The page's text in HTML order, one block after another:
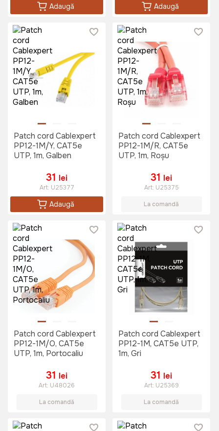
Adaugă Adaugă
Patch cord Cablexpert
PP12-1M/Y, CAT5e
UTP, 1m, Galben
31 lei
Art: U25377
Adaugă
Patch cord Cablexpert
PP12-1M/R, CAT5e
UTP, 1m, Roșu
31 lei
Art: U25375
La comandă
Patch cord Cablexpert
PP12-1M/O, CAT5e
UTP, 1m, Portocaliu
31 lei
Art: U48026
La comandă
Patch cord Cablexpert
PP12-1M, CAT5e UTP,
1m, Gri
31 lei
Art: U25369
La comandă